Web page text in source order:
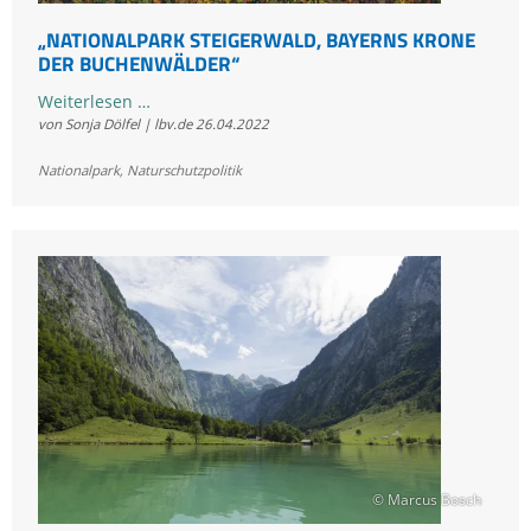
„NATIONALPARK STEIGERWALD, BAYERNS KRONE
DER BUCHENWÄLDER“
Weiterlesen …„Nationalpark
Steigerwald,
von Sonja Dölfel | lbv.de26.04.2022
Nationalpark, Naturschutzpolitik
© Marcus Bosch